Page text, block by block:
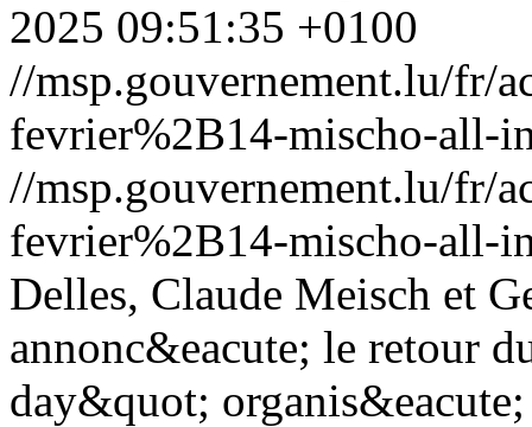
2025 09:51:35 +0100
//msp.gouvernement.lu/fr/
fevrier%2B14-mischo-all-
//msp.gouvernement.lu/fr/
fevrier%2B14-mischo-all-
Delles, Claude Meisch et
annonc&eacute; le retour
day&quot;